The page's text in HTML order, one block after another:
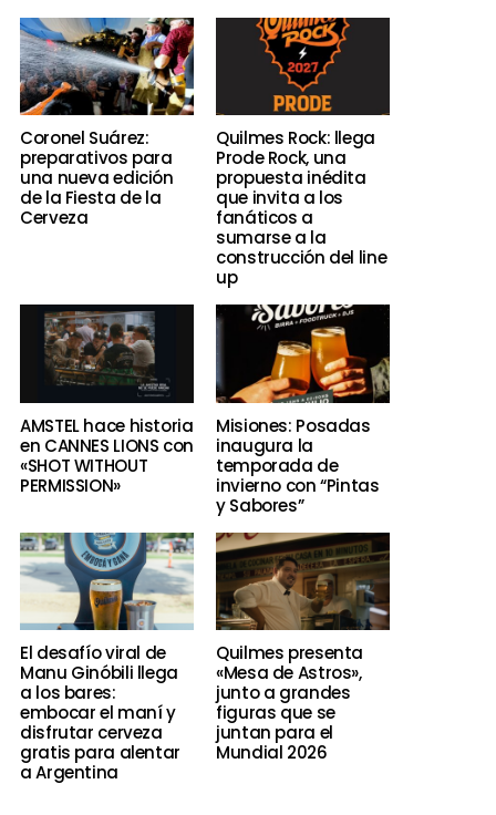
Coronel Suárez:
preparativos para
una nueva edición
de la Fiesta de la
Cerveza
Quilmes Rock: llega
Prode Rock, una
propuesta inédita
que invita a los
fanáticos a
sumarse a la
construcción del line
up
AMSTEL hace historia
en CANNES LIONS con
«SHOT WITHOUT
PERMISSION»
Misiones: Posadas
inaugura la
temporada de
invierno con “Pintas
y Sabores”
El desafío viral de
Manu Ginóbili llega
a los bares:
embocar el maní y
disfrutar cerveza
gratis para alentar
a Argentina
Quilmes presenta
«Mesa de Astros»,
junto a grandes
figuras que se
juntan para el
Mundial 2026